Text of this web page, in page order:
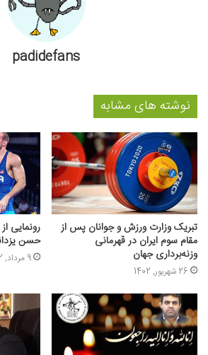
padidefans
نوشته های مشابه
تبریک وزارت ورزش و جوانان پس از
مقام سوم ایران در قهرمانی
وزنه‌برداری جهان
26 شهریور, 1402
رونمایی
حسن
9 مرداد, 1402